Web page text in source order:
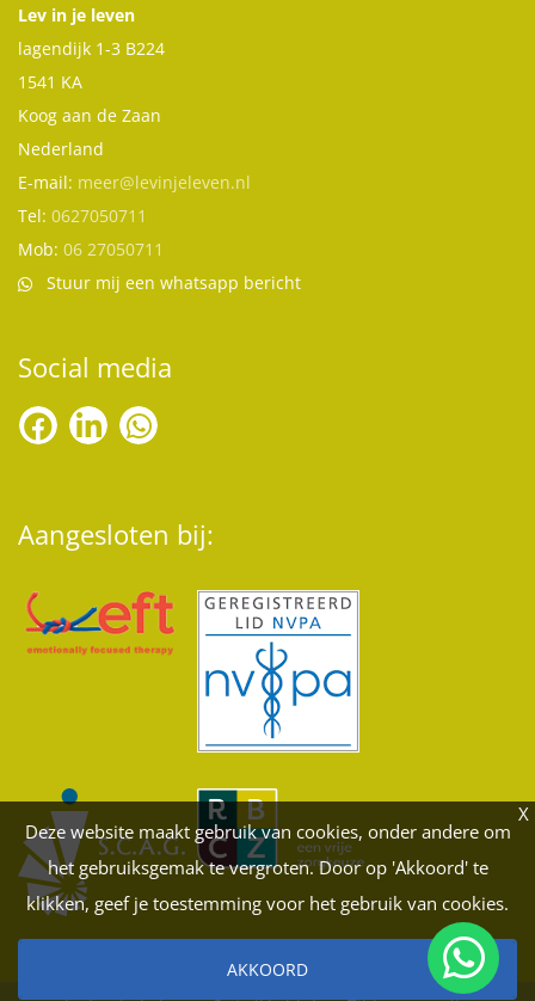
Lev in je leven
lagendijk 1-3 B224
1541 KA
Koog aan de Zaan
Nederland
E-mail: meer@levinjeleven.nl
Tel: 0627050711
Mob: 06 27050711
Stuur mij een whatsapp bericht
Social media
Aangesloten bij:
Deze website maakt gebruik van cookies, onder andere om
het gebruiksgemak te vergroten. Door op 'Akkoord' te
klikken, geef je toestemming voor het gebruik van cookies.
AKKOORD
X